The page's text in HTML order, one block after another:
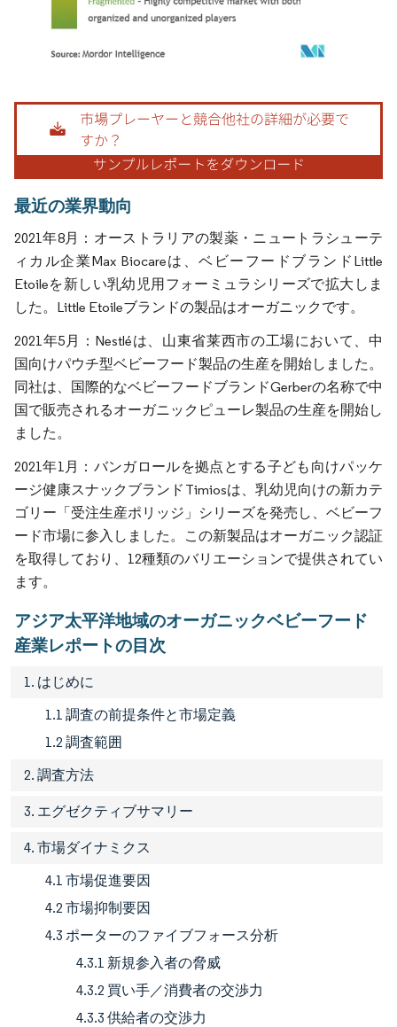
画像 © Mordor Intelligence。再利用にはCC BY 4.0の表示が必要です。
最近の業界動向
2021年8月：オーストラリアの製薬・ニュートラシューテ
ィカル企業Max Biocareは、ベビーフードブランドLittle
Etoileを新しい乳幼児用フォーミュラシリーズで拡大しま
した。Little Etoileブランドの製品はオーガニックです。
2021年5月：Nestléは、山東省莱西市の工場において、中
国向けパウチ型ベビーフード製品の生産を開始しました。
同社は、国際的なベビーフードブランドGerberの名称で中
国で販売されるオーガニックピューレ製品の生産を開始し
ました。
2021年1月：バンガロールを拠点とする子ども向けパッケ
ージ健康スナックブランドTimiosは、乳幼児向けの新カテ
ゴリー「受注生産ポリッジ」シリーズを発売し、ベビーフ
ード市場に参入しました。この新製品はオーガニック認証
を取得しており、12種類のバリエーションで提供されてい
ます。
アジア太平洋地域のオーガニックベビーフード
産業レポートの目次
1. はじめに
1.1 調査の前提条件と市場定義
1.2 調査範囲
2. 調査方法
3. エグゼクティブサマリー
4. 市場ダイナミクス
4.1 市場促進要因
4.2 市場抑制要因
4.3 ポーターのファイブフォース分析
4.3.1 新規参入者の脅威
4.3.2 買い手／消費者の交渉力
4.3.3 供給者の交渉力